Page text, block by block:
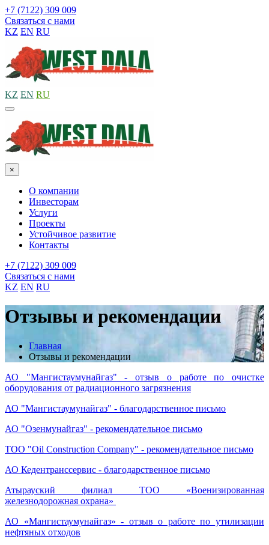
+7 (7122) 309 009
Связаться с нами
KZ EN RU
KZ EN RU
×
О компании
Инвесторам
Услуги
Проекты
Устойчивое развитие
Контакты
+7 (7122) 309 009
Связаться с нами
KZ EN RU
Отзывы и рекомендации
Главная
Отзывы и рекомендации
АО "Мангистаумунайгаз" - отзыв о работе по очистке
оборудования от радиационного загрязнения
АО "Мангистаумунайгаз" - благодарственное письмо
АО "Озенмунайгаз" - рекомендательное письмо
ТОО "Oil Construction Company" - рекомендательное письмо
АО Кедентранссервис - благодарственное письмо
Атырауский филиал ТОО «Военизированная
железнодорожная охрана»
АО «Мангистаумунайгаз» - отзыв о работе по утилизации
нефтяных отходов